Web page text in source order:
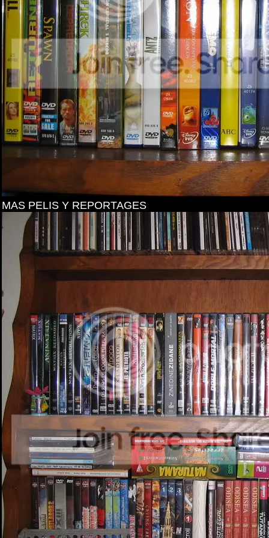
MAS PELIS Y REPORTAGES